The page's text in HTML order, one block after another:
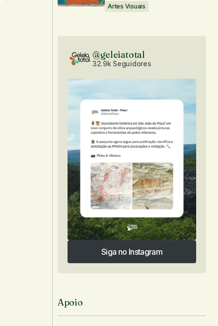
Artes Visuais
@geleiatotal
32.9k Seguidores
Siga no Instagram
Siga no Instagram
Apoio